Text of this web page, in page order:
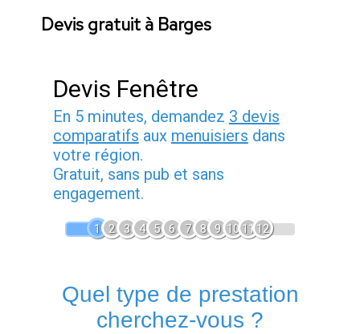
Devis gratuit à Barges
Devis Fenêtre
En 5 minutes, demandez 3 devis
comparatifs aux menuisiers dans
votre région.
Gratuit, sans pub et sans
engagement.
1 2 3 4 5 6 7 8 9 1011 12
Quel type de prestation
cherchez-vous ?